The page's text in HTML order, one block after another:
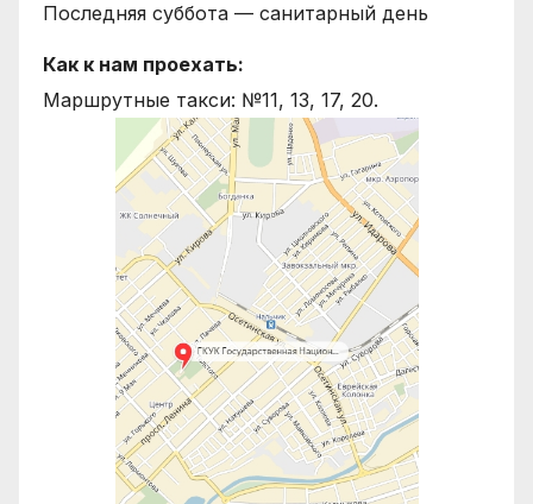
Последняя суббота — санитарный день
Как к нам проехать:
Маршрутные такси: №11, 13, 17, 20.